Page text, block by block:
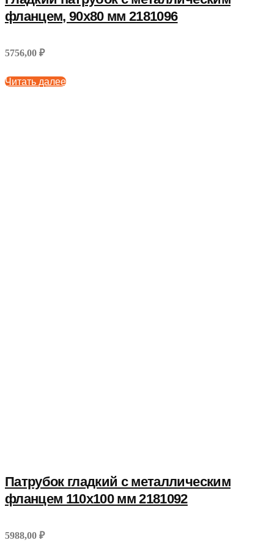
фланцем, 90х80 мм 2181096
5756,00 ₽
Читать далее
Патрубок гладкий с металлическим
фланцем 110x100 мм 2181092
5988,00 ₽